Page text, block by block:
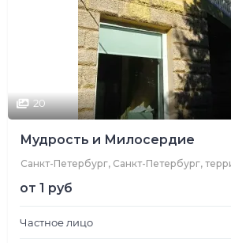
20
Мудрость и Милосердие
Санкт-Петербург, Санкт-Петербург,
от 1 руб
Частное лицо